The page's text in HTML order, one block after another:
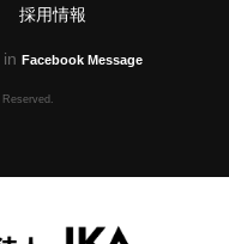
採用情報
Facebook Message